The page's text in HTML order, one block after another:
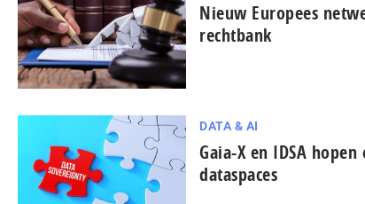
Nieuw Europees
rechtbank
DATA & AI
Gaia-X en IDSA
dataspaces